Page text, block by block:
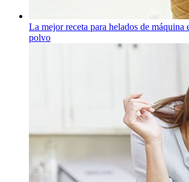
La mejor receta para helados de máquina
polvo